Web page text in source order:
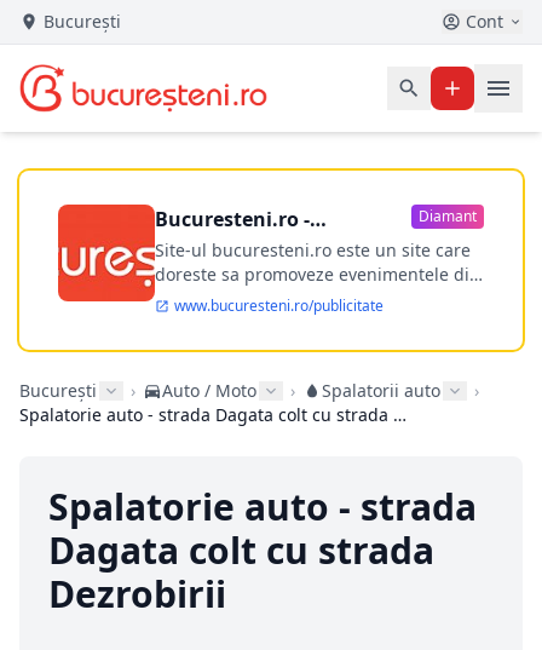
București Cont
Bucuresteni.ro -
publicitate online
Diamant
Site-ul bucuresteni.ro este un site care
doreste sa promoveze evenimentele din
Bucuresti si nu numai, sa puna la
dispozitia utilizatorului cea mai
performanta harta electronica a
ofere posibilitatea firmel...
www.bucuresteni.ro/publicitate
București › Auto / Moto › Spalatorii auto
›
Spalatorie auto - strada Dagata colt cu strada Dezrobirii
Spalatorie auto - strada
Dagata colt cu strada
Dezrobirii